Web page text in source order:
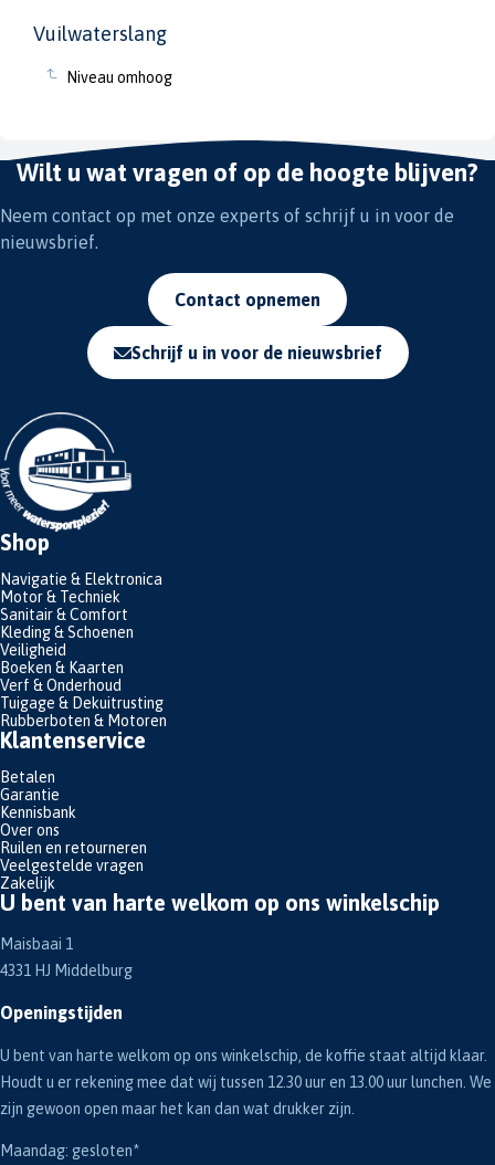
Vuilwaterslang
Niveau omhoog
Wilt u wat vragen of op de hoogte blijven?
Neem contact op met onze experts of schrijf u in voor de
nieuwsbrief.
Contact opnemen
Schrijf u in voor de nieuwsbrief
Shop
Navigatie & Elektronica
Motor & Techniek
Sanitair & Comfort
Kleding & Schoenen
Veiligheid
Boeken & Kaarten
Verf & Onderhoud
Tuigage & Dekuitrusting
Rubberboten & Motoren
Klantenservice
Betalen
Garantie
Kennisbank
Over ons
Ruilen en retourneren
Veelgestelde vragen
Zakelijk
U bent van harte welkom op ons winkelschip
Maisbaai 1
4331 HJ Middelburg
Openingstijden
U bent van harte welkom op ons winkelschip, de koffie staat altijd klaar.
Houdt u er rekening mee dat wij tussen 12.30 uur en 13.00 uur lunchen. We
zijn gewoon open maar het kan dan wat drukker zijn.
Maandag: gesloten*